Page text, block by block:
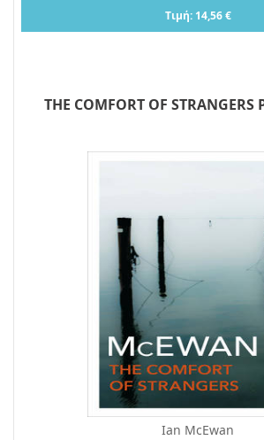
Τιμή: 14,56 €
THE COMFORT OF STRANGERS
Ian McEwan